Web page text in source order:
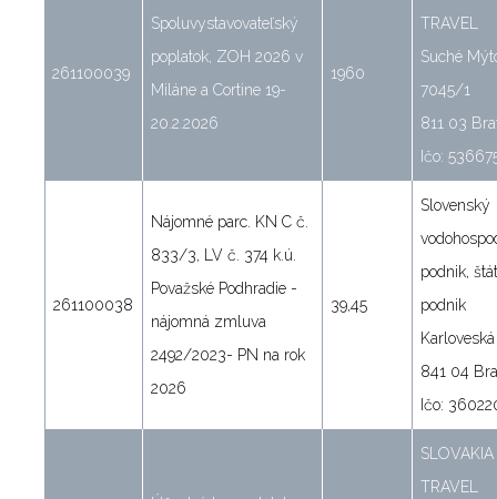
261100039
Spoluvystavovateľský
poplatok, ZOH 2026 v
Miláne a Cortine 19-
20.2.2026
1960
TRAVEL
Suché
7045/1
811 03
Ičo:
261100038
Nájomné parc. KN C č.
833/3, LV č. 374 k.ú.
Považské Podhradie -
nájomná zmluva
2492/2023- PN na rok
2026
39,45
Slovenský
podnik,
podnik
841 04
Ičo:
SLOVAKIA
TRAVEL